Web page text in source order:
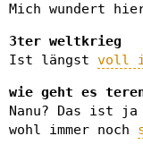
Mich wundert
3ter weltkrieg
Ist längst voll
wie geht es
Nanu? Das ist
wohl immer noch